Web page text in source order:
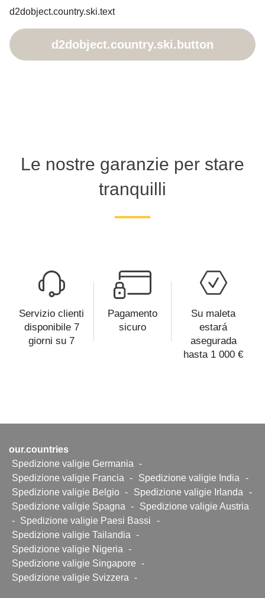
d2dobject.country.ski.text
d2dobject.country.ski.button
Le nostre garanzie per stare
tranquilli
Servizio clienti
disponibile 7
giorni su 7
Pagamento
sicuro
Su maleta
estará
asegurada
hasta 1 000 €
our.countries
Spedizione valigie Germania
-
Spedizione valigie Francia
- Spedizione valigie India
-
Spedizione valigie Belgio - Spedizione valigie Irlanda
-
Spedizione valigie Spagna
-
Spedizione valigie Austria
-
Spedizione valigie Paesi Bassi
-
Spedizione valigie Tailandia
-
Spedizione valigie Nigeria
-
Spedizione valigie Singapore
-
Spedizione valigie Svizzera
-